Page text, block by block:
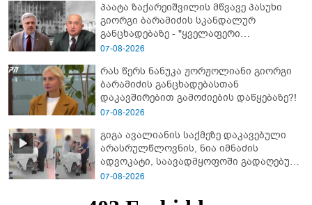
პაატა ზაქარეიშვილის მწვავე პასუხი
გიორგი ბარამიძის სკანდალურ
განცხადებაზე - "ყველაფერი
დეტალურად ვიცი... კამანში მოკლული
ბარამიძე კი ტყუის"
07-08-2026
რას წერს ნანუკა ჟორჟოლიანი გიორგი
ბარამიძის განცხადებასთან
დაკავშირებით გამოძიების დაწყებაზე?!
07-08-2026
გიგა ავალიანის საქმეზე დაკავებული
არასრულწლოვნის, ნია იმნაძის
ადვოკატი, საავადმყოფოში გადაღებულ
კადრებს ავრცელებს
07-08-2026